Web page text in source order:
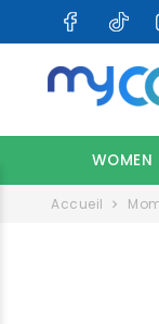
WOMEN
Accueil